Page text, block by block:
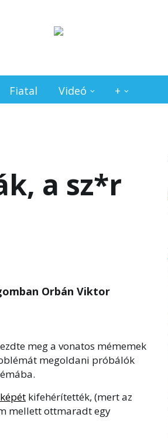
Fiatal Videó +
a sz*r
Orbán Viktor
meg a vonatos mémemek
megoldani próbálók
kifehérítették, (mert az
mellett ottmaradt egy